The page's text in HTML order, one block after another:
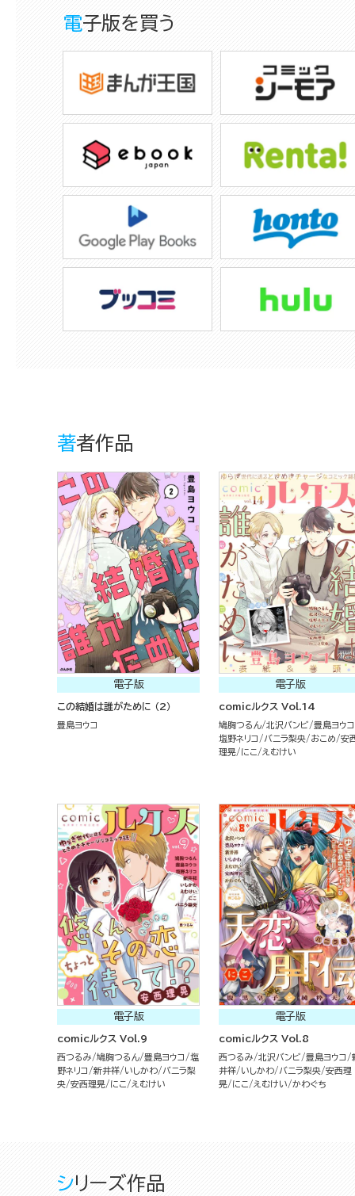
電子版を買う
著者作品
電子版
この結婚は誰がために （2）
豊島ヨウコ
電子版
comicルクス Vol.14
鳩胸つるん 北沢バンビ
豊島ヨウコ
塩野ネリコ
バニラ梨央 おこめ
安
理晃
にこ えむけい
電子版
comicルクス Vol.9
西つるみ 鳩胸つるん 豊島ヨウコ
塩
野ネリコ
新井祥 いしかわ
バニラ梨
央 安西理晃 にこ えむけい
電子版
comicルクス Vol.8
西つるみ 北沢バンビ 豊島ヨウコ
井祥
いしかわ バニラ梨央 安西理
晃
にこ えむけい かわぐち
シリーズ作品